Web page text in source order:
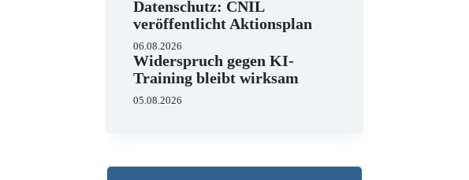
Datenschutz: CNIL
veröffentlicht Aktionsplan
06.08.2026
Widerspruch gegen KI-
Training bleibt wirksam
05.08.2026